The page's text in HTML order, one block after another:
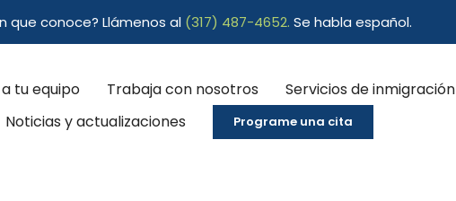
que conoce? Llámenos al (317) 487-4652. Se habla español.
tu equipo Trabaja con nosotros
Servicios de inmigración
Noticias y actualizaciones
Programe una cita